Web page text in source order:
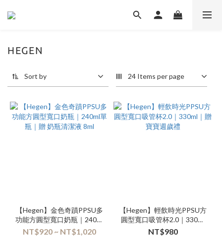
HEGEN
Sort by 24 Items per page
【Hegen】金色奇蹟PPSU多
功能方圓型寬口奶瓶｜240ml
單瓶｜贈 奶瓶清潔液 8ml
NT$920 ~ NT$1,020
【Hegen】輕飲時光PPSU方
圓型寬口吸管杯2.0｜330ml
｜贈 寶寶週歲禮
NT$980